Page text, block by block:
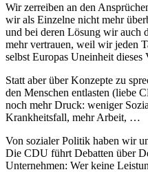
Wir zerreiben an den
wir als Einzelne nicht mehr
und bei deren Lösung wir auch
mehr vertrauen, weil wir jeden
selbst Europas Uneinheit dieses
Statt aber über Konzepte zu
den Menschen entlasten (liebe
noch mehr Druck: weniger
Krankheitsfall, mehr Arbeit, …
Von sozialer Politik haben wir
Die CDU führt Debatten über
Unternehmen: Wer keine